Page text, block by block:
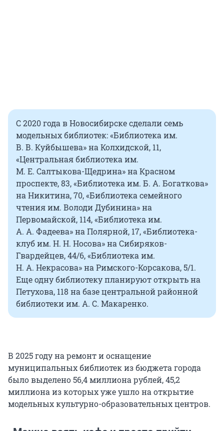
С 2020 года в Новосибирске сделали семь
модельных библиотек: «Библиотека им.
В. В. Куйбышева» на Колхидской, 11,
«Центральная библиотека им.
М. Е. Салтыкова-Щедрина» на Красном
проспекте, 83, «Библиотека им. Б. А. Богаткова»
на Никитина, 70, «Библиотека семейного
чтения им. Володи Дубинина» на
Первомайской, 114, «Библиотека им.
А. А. Фадеева» на Полярной, 17, «Библиотека-
клуб им. Н. Н. Носова» на Сибиряков-
Гвардейцев, 44/6, «Библиотека им.
Н. А. Некрасова» на Римского-Корсакова, 5/1.
Еще одну библиотеку планируют открыть на
Петухова, 118 на базе центральной районной
библиотеки им. А. С. Макаренко.
В 2025 году на ремонт и оснащение
муниципальных библиотек из бюджета города
было выделено 56,4 миллиона рублей, 45,2
миллиона из которых уже ушло на открытие
модельных культурно-образовательных центров.